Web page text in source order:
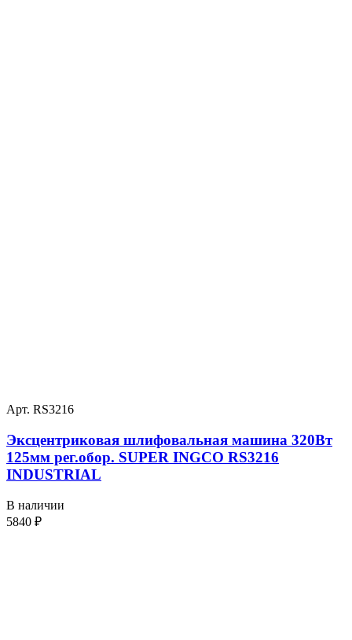
Арт. RS3216
Эксцентриковая шлифовальная машина 320Вт
125мм рег.обор. SUPER INGCO RS3216
INDUSTRIAL
В наличии
5840 ₽